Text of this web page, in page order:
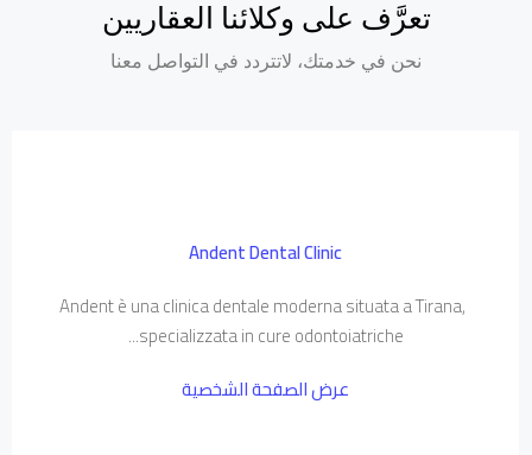
تعرَّف على وكلائنا العقاريين
نحن في خدمتك، لاتتردد في التواصل معنا
Andent Dental Clinic
Andent è una clinica dentale moderna situata a Tirana,
specializzata in cure odontoiatriche...
عرض الصفحة الشخصية